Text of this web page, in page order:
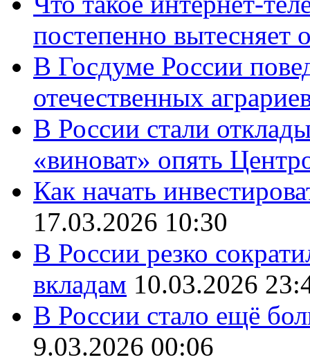
постепенно вытесняет
В Госдуме России
отечественных
В России стали
«виноват» опять
Как начать
17.03.2026 10:30
В России резко
вкладам 10.03.2026
В России стало ещё
9.03.2026 00:06